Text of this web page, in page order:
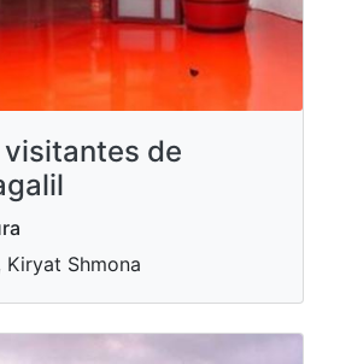
de
Kiryat Shmona